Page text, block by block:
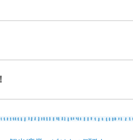
施設案内
ふるさと納税